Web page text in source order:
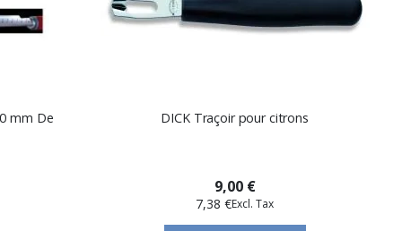
mm De
DICK Traçoir pour citrons
9,00 €
7,38 €